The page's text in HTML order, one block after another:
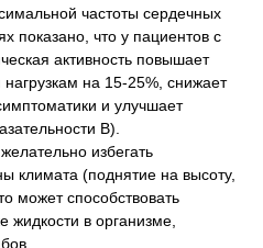
частоты сердечных
показано, что у пациентов с
активность повышает
на 15-25%, снижает
и улучшает
В).
избегать
климата (поднятие на высоту,
может способствовать
жидкости в организме,